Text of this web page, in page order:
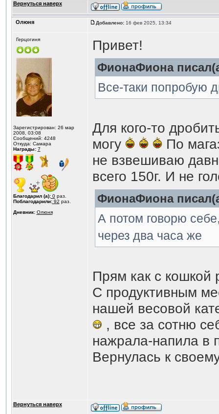
Вернуться наверх
Олюня Добавлено:16 фев 2025, 13:34
Герцогиня
Зарегистрирован: 26 мар
2008, 03:08
Сообщений: 4248
Откуда: Самара
Награды: 7
Благодарил (а):0раз.
Поблагодарили:92 раз.
Дневник: Олюня
Привет!
ФионаФиона
Все-таки попробую
Для кого-то
могу
По
не взвешиваю
всего 150г. И не
ФионаФиона
А потом говорю
через два часа же
Прям как с кошкой
С продуктивным
нашей весовой
, все за сотню
нажрала-напила в
Вернулась к
Вернуться наверх